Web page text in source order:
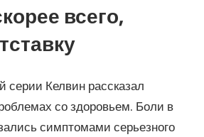
всего,
серии Келвин рассказал
со здоровьем. Боли в
симптомами серьезного